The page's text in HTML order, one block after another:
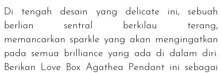
Di tengah desain yang delicate ini, sebuah
berlian sentral berkilau terang,
memancarkan sparkle yang akan mengingatkan
pada semua
brilliance yang ada di dalam diri.
Berikan Love Box Agathea Pendant ini sebagai